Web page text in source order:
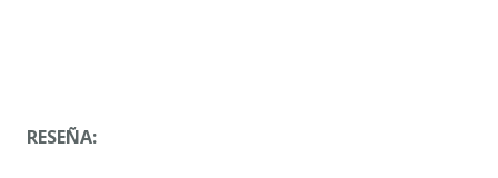
RESEÑA: